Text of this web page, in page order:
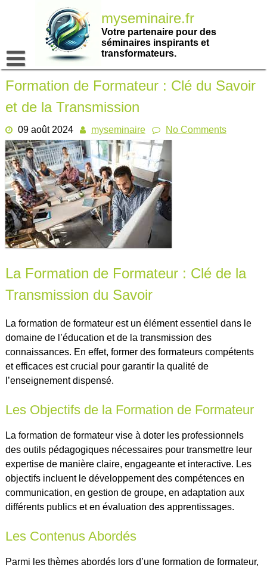
myseminaire.fr
Votre partenaire pour des
séminaires inspirants et
transformateurs.
Formation de Formateur : Clé du Savoir
et de la Transmission
09 août 2024 myseminaire No Comments
La Formation de Formateur : Clé de la
Transmission du Savoir
La formation de formateur est un élément essentiel dans le
domaine de l’éducation et de la transmission des
connaissances. En effet, former des formateurs compétents
et efficaces est crucial pour garantir la qualité de
l’enseignement dispensé.
Les Objectifs de la Formation de Formateur
La formation de formateur vise à doter les professionnels
des outils pédagogiques nécessaires pour transmettre leur
expertise de manière claire, engageante et interactive. Les
objectifs incluent le développement des compétences en
communication, en gestion de groupe, en adaptation aux
différents publics et en évaluation des apprentissages.
Les Contenus Abordés
Parmi les thèmes abordés lors d’une formation de formateur,